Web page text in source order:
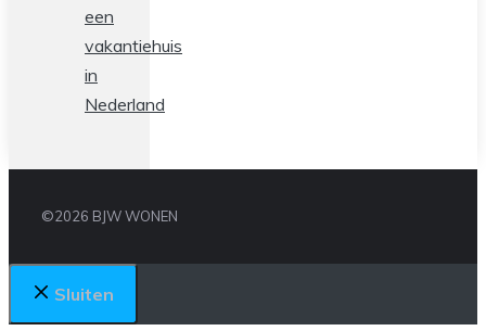
een
vakantiehuis
in
Nederland
©2026 BJW WONEN
Sluiten